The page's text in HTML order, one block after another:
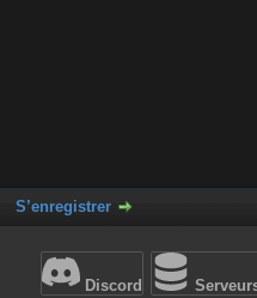
S’enregistrer
Discord